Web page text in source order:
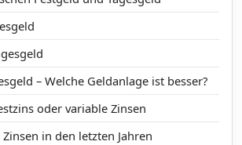
– Welche Geldanlage ist besser?
oder variable Zinsen
in den letzten Jahren